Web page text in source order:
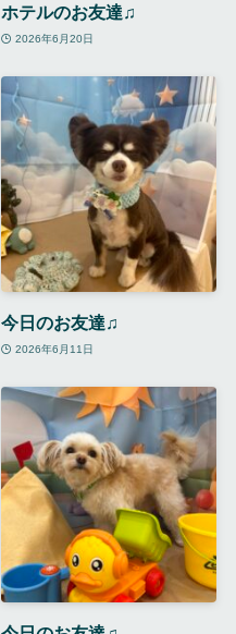
ホテルのお友達♫
2026年6月20日
今日のお友達♫
2026年6月11日